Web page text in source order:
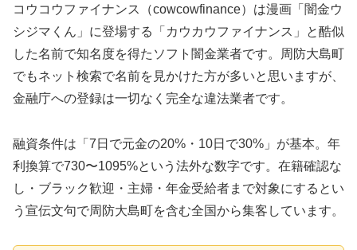
コウコウファイナンス（cowcowfinance）は漫画「闇金ウ
シジマくん」に登場する「カウカウファイナンス」と酷似
した名前で知名度を得たソフト闇金業者です。周防大島町
でもネット検索で名前を見かけた方が多いと思いますが、
金融庁への登録は一切なく完全な違法業者です。
融資条件は「7日で元金の20%・10日で30%」が基本。年
利換算で730〜1095%という法外な数字です。在籍確認な
し・ブラック歓迎・主婦・年金受給者まで対象にするとい
う宣伝文句で周防大島町を含む全国から集客しています。